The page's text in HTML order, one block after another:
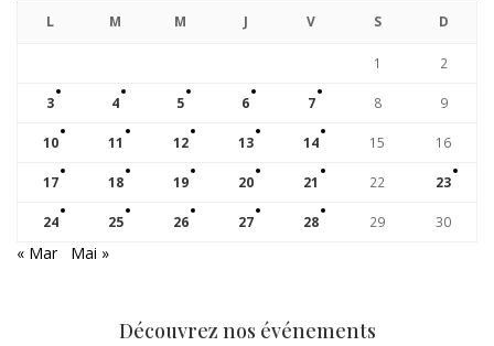
L M M J V S D
1 2
3 4 5 6 7 8 9
10 11 12 13 14 15 16
17 18 19 20 21 22 23
24 25 26 27 28 29 30
« Mar Mai »
Découvrez nos événements